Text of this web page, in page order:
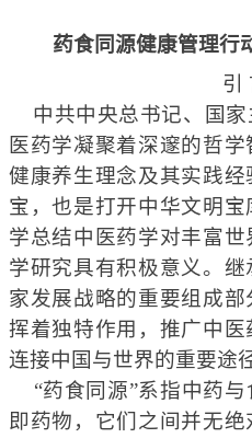
药食同源健康管理行
引
中共中央总书记、国家
医药学凝聚着深邃的哲
健康养生理念及其实践
宝，也是打开中华文明
学总结中医药学对丰富
学研究具有积极意义。
家发展战略的重要组成
挥着独特作用，推广中医
连接中国与世界的重要途径
“药食同源”系指中药与
即药物，它们之间并无